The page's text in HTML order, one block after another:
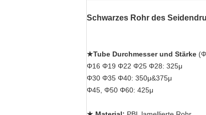
Schwarzes Rohr des
★Tube Durchmesser und Stärke
Φ16 Φ19 Φ22 Φ25 Φ28: 325μ
Φ30 Φ35 Φ40: 350μ&375μ
Φ45, Φ50 Φ60: 425μ